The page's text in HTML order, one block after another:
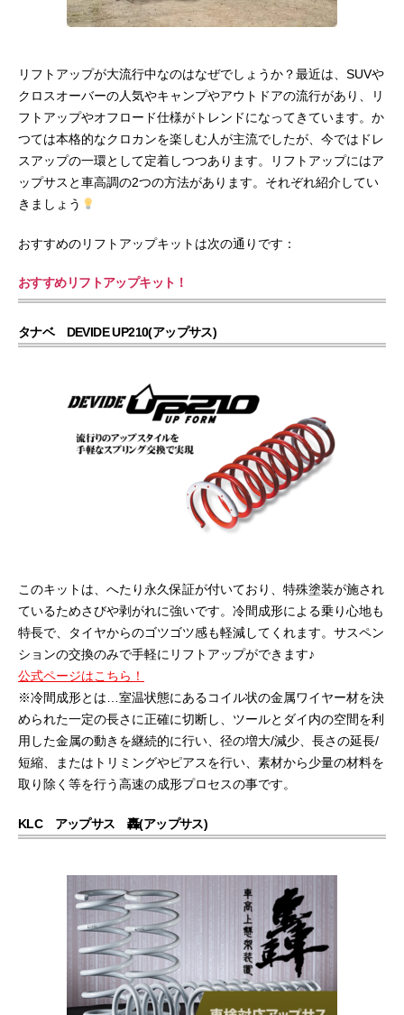
リフトアップが大流行中なのはなぜでしょうか？最近は、SUVや
クロスオーバーの人気やキャンプやアウトドアの流行があり、リ
フトアップやオフロード仕様がトレンドになってきています。か
つては本格的なクロカンを楽しむ人が主流でしたが、今ではドレ
スアップの一環として定着しつつあります。リフトアップにはア
ップサスと車高調の2つの方法があります。それぞれ紹介してい
きましょう
おすすめのリフトアップキットは次の通りです：
おすすめリフトアップキット！
タナベ DEVIDE UP210(アップサス)
このキットは、へたり永久保証が付いており、特殊塗装が施され
ているためさびや剥がれに強いです。冷間成形による乗り心地も
特長で、タイヤからのゴツゴツ感も軽減してくれます。サスペン
ションの交換のみで手軽にリフトアップができます♪
公式ページはこちら！
※冷間成形とは…室温状態にあるコイル状の金属ワイヤー材を決
められた一定の長さに正確に切断し、ツールとダイ内の空間を利
用した金属の動きを継続的に行い、径の増大/減少、長さの延長/
短縮、またはトリミングやピアスを行い、素材から少量の材料を
取り除く等を行う高速の成形プロセスの事です。
KLC アップサス 轟(アップサス)